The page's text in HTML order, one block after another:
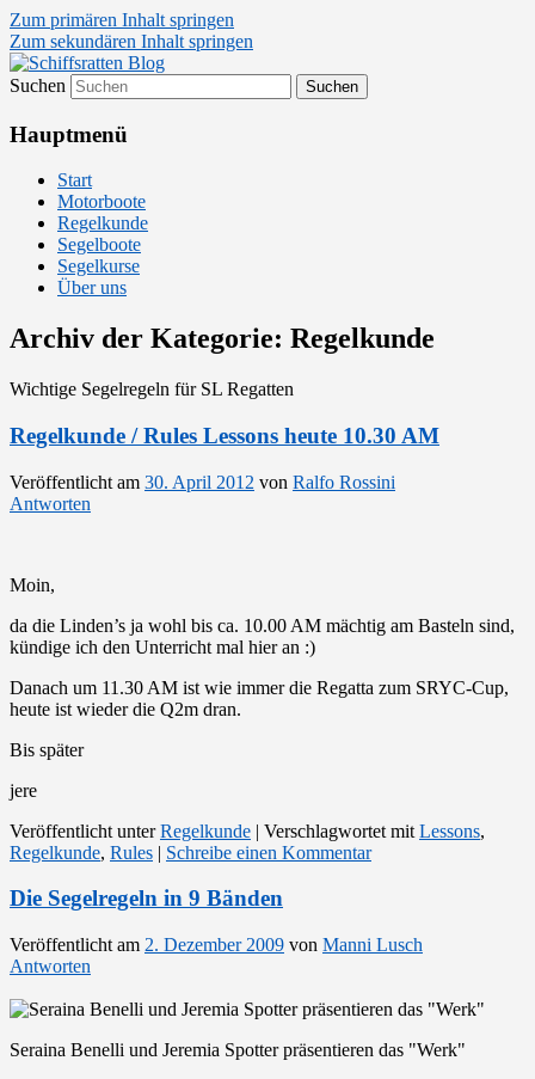
Zum primären Inhalt springen
Zum sekundären Inhalt springen
Schiffsratten Blog
Segelsport in Second Life
Suchen
Hauptmenü
Start
Motorboote
Regelkunde
Segelboote
Segelkurse
Über uns
Archiv der Kategorie: Regelkunde
Wichtige Segelregeln für SL Regatten
Regelkunde / Rules Lessons heute 10.30 AM
Veröffentlicht am 30. April 2012 von Ralfo Rossini
Antworten
Moin,
da die Linden’s ja wohl bis ca. 10.00 AM mächtig am Basteln sind,
kündige ich den Unterricht mal hier an :)
Danach um 11.30 AM ist wie immer die Regatta zum SRYC-Cup,
heute ist wieder die Q2m dran.
Bis später
jere
Veröffentlicht unter Regelkunde | Verschlagwortet mit Lessons,
Regelkunde, Rules | Schreibe einen Kommentar
Die Segelregeln in 9 Bänden
Veröffentlicht am 2. Dezember 2009 von Manni Lusch
Antworten
Seraina Benelli und Jeremia Spotter präsentieren das "Werk"